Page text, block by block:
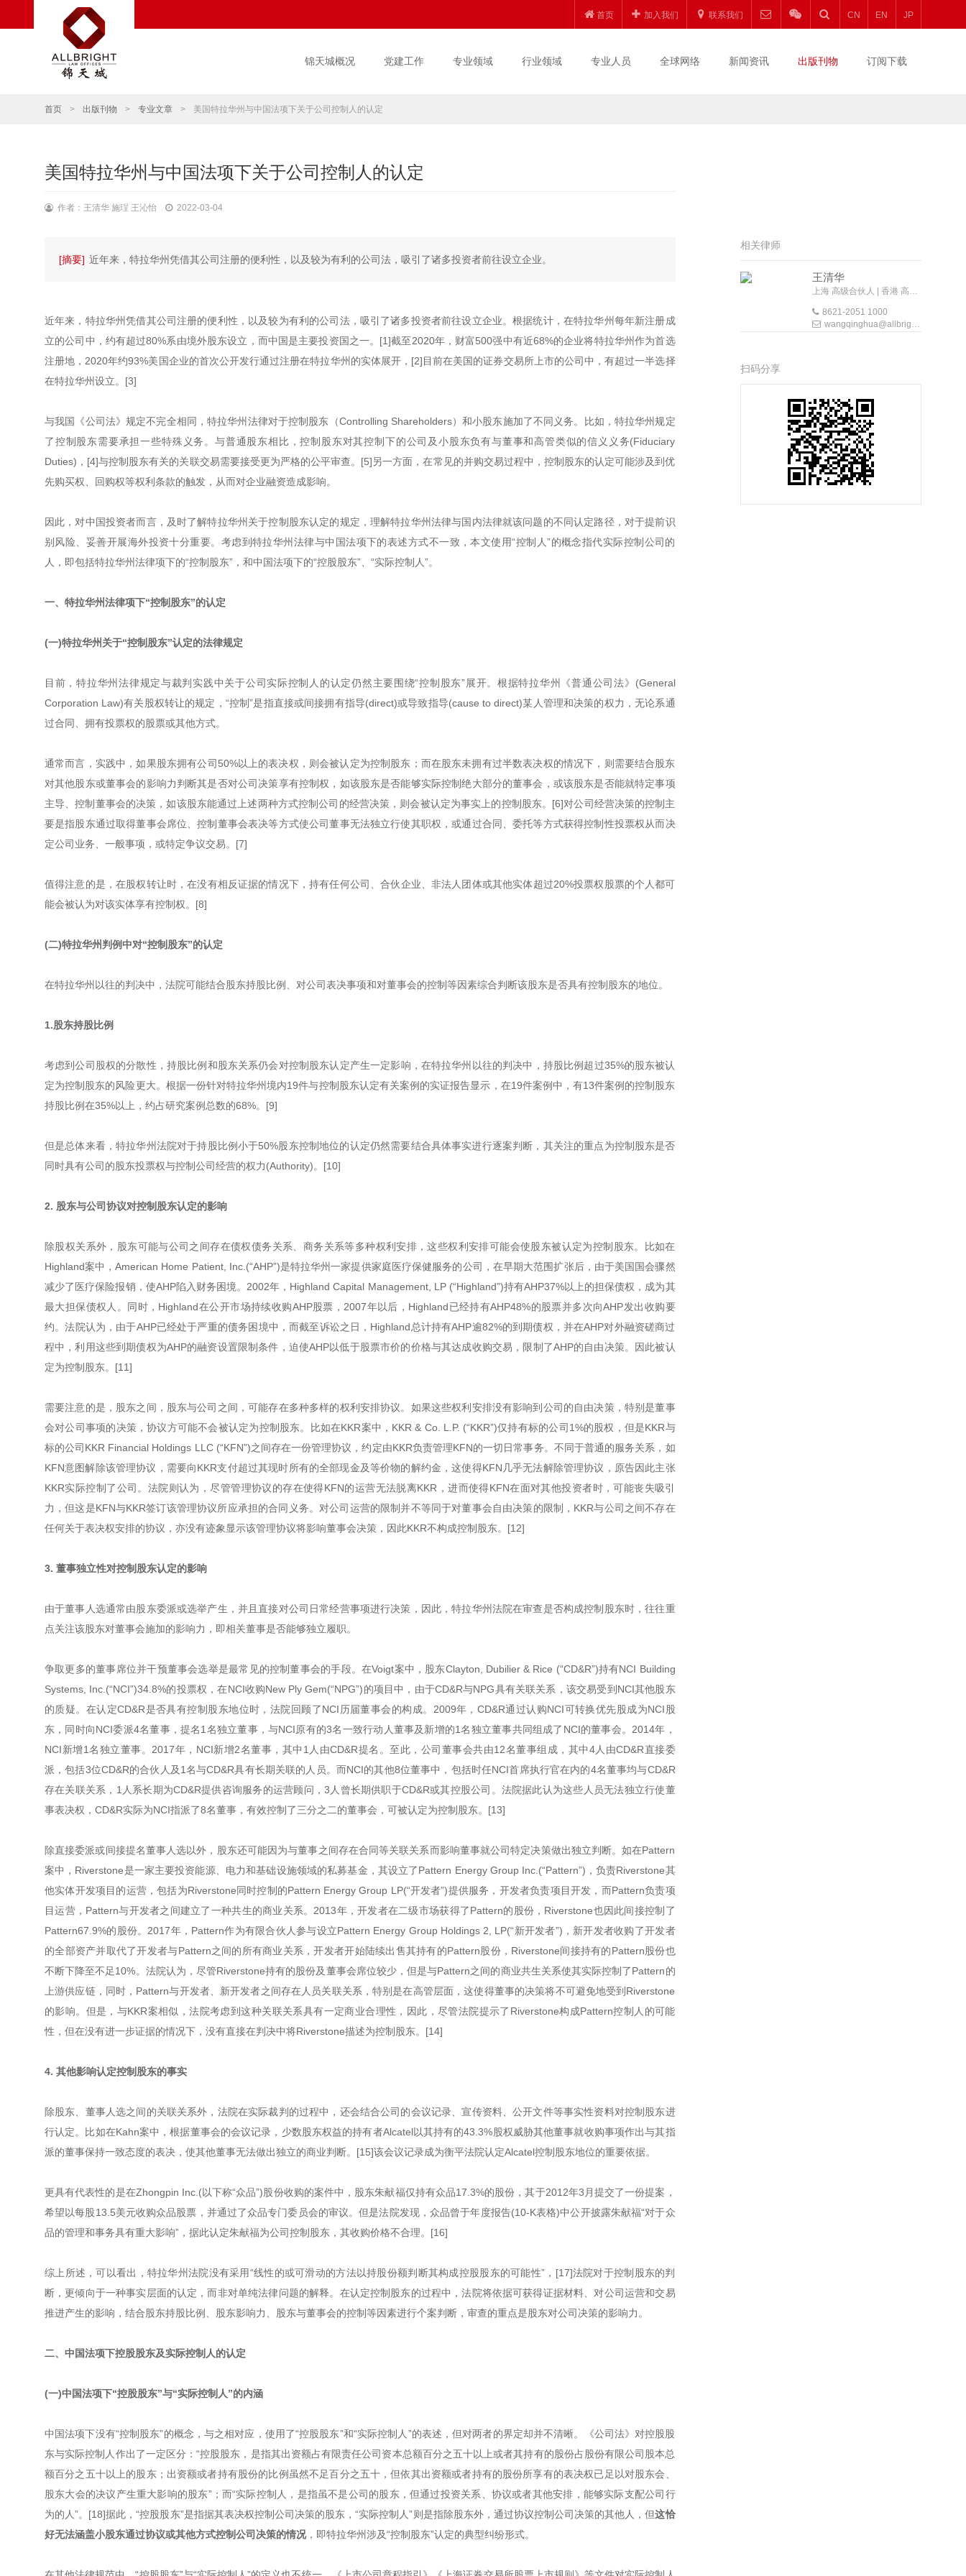
首页 加入我们 联系我们 CN EN JP
锦天城概况 党建工作 专业领域 行业领域 专业人员 全球网络 新闻资讯 出版刊物 订阅下载
首页 > 出版刊物 > 专业文章 > 美国特拉华州与中国法项下关于公司控制人的认定
美国特拉华州与中国法项下关于公司控制人的认定
作者：王清华 施珵 王沁怡 2022-03-04
[摘要] 近年来，特拉华州凭借其公司注册的便利性，以及较为有利的公司法，吸引了诸多投资者前往设立企业。
近年来，特拉华州凭借其公司注册的便利性，以及较为有利的公司法，吸引了诸多投资者前往设立企业。根据统计，在特拉华州每年新注册成
立的公司中，约有超过80%系由境外股东设立，而中国是主要投资国之一。[1]截至2020年，财富500强中有近68%的企业将特拉华州作为首选
注册地，2020年约93%美国企业的首次公开发行通过注册在特拉华州的实体展开，[2]目前在美国的证券交易所上市的公司中，有超过一半选择
在特拉华州设立。[3]
与我国《公司法》规定不完全相同，特拉华州法律对于控制股东（Controlling Shareholders）和小股东施加了不同义务。比如，特拉华州规定
了控制股东需要承担一些特殊义务。与普通股东相比，控制股东对其控制下的公司及小股东负有与董事和高管类似的信义义务(Fiduciary
Duties)，[4]与控制股东有关的关联交易需要接受更为严格的公平审查。[5]另一方面，在常见的并购交易过程中，控制股东的认定可能涉及到优
先购买权、回购权等权利条款的触发，从而对企业融资造成影响。
因此，对中国投资者而言，及时了解特拉华州关于控制股东认定的规定，理解特拉华州法律与国内法律就该问题的不同认定路径，对于提前识
别风险、妥善开展海外投资十分重要。考虑到特拉华州法律与中国法项下的表述方式不一致，本文使用“控制人”的概念指代实际控制公司的
人，即包括特拉华州法律项下的“控制股东”，和中国法项下的“控股股东”、“实际控制人”。
一、特拉华州法律项下“控制股东”的认定
(一)特拉华州关于“控制股东”认定的法律规定
目前，特拉华州法律规定与裁判实践中关于公司实际控制人的认定仍然主要围绕“控制股东”展开。根据特拉华州《普通公司法》(General
Corporation Law)有关股权转让的规定，“控制”是指直接或间接拥有指导(direct)或导致指导(cause to direct)某人管理和决策的权力，无论系通
过合同、拥有投票权的股票或其他方式。
通常而言，实践中，如果股东拥有公司50%以上的表决权，则会被认定为控制股东；而在股东未拥有过半数表决权的情况下，则需要结合股东
对其他股东或董事会的影响力判断其是否对公司决策享有控制权，如该股东是否能够实际控制绝大部分的董事会，或该股东是否能就特定事项
主导、控制董事会的决策，如该股东能通过上述两种方式控制公司的经营决策，则会被认定为事实上的控制股东。[6]对公司经营决策的控制主
要是指股东通过取得董事会席位、控制董事会表决等方式使公司董事无法独立行使其职权，或通过合同、委托等方式获得控制性投票权从而决
定公司业务、一般事项，或特定争议交易。[7]
值得注意的是，在股权转让时，在没有相反证据的情况下，持有任何公司、合伙企业、非法人团体或其他实体超过20%投票权股票的个人都可
能会被认为对该实体享有控制权。[8]
(二)特拉华州判例中对“控制股东”的认定
在特拉华州以往的判决中，法院可能结合股东持股比例、对公司表决事项和对董事会的控制等因素综合判断该股东是否具有控制股东的地位。
1.股东持股比例
考虑到公司股权的分散性，持股比例和股东关系仍会对控制股东认定产生一定影响，在特拉华州以往的判决中，持股比例超过35%的股东被认
定为控制股东的风险更大。根据一份针对特拉华州境内19件与控制股东认定有关案例的实证报告显示，在19件案例中，有13件案例的控制股东
持股比例在35%以上，约占研究案例总数的68%。[9]
但是总体来看，特拉华州法院对于持股比例小于50%股东控制地位的认定仍然需要结合具体事实进行逐案判断，其关注的重点为控制股东是否
同时具有公司的股东投票权与控制公司经营的权力(Authority)。[10]
2. 股东与公司协议对控制股东认定的影响
除股权关系外，股东可能与公司之间存在债权债务关系、商务关系等多种权利安排，这些权利安排可能会使股东被认定为控制股东。比如在
Highland案中，American Home Patient, Inc.(“AHP”)是特拉华州一家提供家庭医疗保健服务的公司，在早期大范围扩张后，由于美国国会骤然
减少了医疗保险报销，使AHP陷入财务困境。2002年，Highland Capital Management, LP (“Highland”)持有AHP37%以上的担保债权，成为其
最大担保债权人。同时，Highland在公开市场持续收购AHP股票，2007年以后，Highland已经持有AHP48%的股票并多次向AHP发出收购要
约。法院认为，由于AHP已经处于严重的债务困境中，而截至诉讼之日，Highland总计持有AHP逾82%的到期债权，并在AHP对外融资磋商过
程中，利用这些到期债权为AHP的融资设置限制条件，迫使AHP以低于股票市价的价格与其达成收购交易，限制了AHP的自由决策。因此被认
定为控制股东。[11]
需要注意的是，股东之间，股东与公司之间，可能存在多种多样的权利安排协议。如果这些权利安排没有影响到公司的自由决策，特别是董事
会对公司事项的决策，协议方可能不会被认定为控制股东。比如在KKR案中，KKR & Co. L.P. (“KKR”)仅持有标的公司1%的股权，但是KKR与
标的公司KKR Financial Holdings LLC (“KFN”)之间存在一份管理协议，约定由KKR负责管理KFN的一切日常事务。不同于普通的服务关系，如
KFN意图解除该管理协议，需要向KKR支付超过其现时所有的全部现金及等价物的解约金，这使得KFN几乎无法解除管理协议，原告因此主张
KKR实际控制了公司。法院则认为，尽管管理协议的存在使得KFN的运营无法脱离KKR，进而使得KFN在面对其他投资者时，可能丧失吸引
力，但这是KFN与KKR签订该管理协议所应承担的合同义务。对公司运营的限制并不等同于对董事会自由决策的限制，KKR与公司之间不存在
任何关于表决权安排的协议，亦没有迹象显示该管理协议将影响董事会决策，因此KKR不构成控制股东。[12]
3. 董事独立性对控制股东认定的影响
由于董事人选通常由股东委派或选举产生，并且直接对公司日常经营事项进行决策，因此，特拉华州法院在审查是否构成控制股东时，往往重
点关注该股东对董事会施加的影响力，即相关董事是否能够独立履职。
争取更多的董事席位并干预董事会选举是最常见的控制董事会的手段。在Voigt案中，股东Clayton, Dubilier & Rice (“CD&R”)持有NCI Building
Systems, Inc.(“NCI”)34.8%的投票权，在NCI收购New Ply Gem(“NPG”)的项目中，由于CD&R与NPG具有关联关系，该交易受到NCI其他股东
的质疑。在认定CD&R是否具有控制股东地位时，法院回顾了NCI历届董事会的构成。2009年，CD&R通过认购NCI可转换优先股成为NCI股
东，同时向NCI委派4名董事，提名1名独立董事，与NCI原有的3名一致行动人董事及新增的1名独立董事共同组成了NCI的董事会。2014年，
NCI新增1名独立董事。2017年，NCI新增2名董事，其中1人由CD&R提名。至此，公司董事会共由12名董事组成，其中4人由CD&R直接委
派，包括3位CD&R的合伙人及1名与CD&R具有长期关联的人员。而NCI的其他8位董事中，包括时任NCI首席执行官在内的4名董事均与CD&R
存在关联关系，1人系长期为CD&R提供咨询服务的运营顾问，3人曾长期供职于CD&R或其控股公司。法院据此认为这些人员无法独立行使董
事表决权，CD&R实际为NCI指派了8名董事，有效控制了三分之二的董事会，可被认定为控制股东。[13]
除直接委派或间接提名董事人选以外，股东还可能因为与董事之间存在合同等关联关系而影响董事就公司特定决策做出独立判断。如在Pattern
案中，Riverstone是一家主要投资能源、电力和基础设施领域的私募基金，其设立了Pattern Energy Group Inc.(“Pattern”)，负责Riverstone其
他实体开发项目的运营，包括为Riverstone同时控制的Pattern Energy Group LP(“开发者”)提供服务，开发者负责项目开发，而Pattern负责项
目运营，Pattern与开发者之间建立了一种共生的商业关系。2013年，开发者在二级市场获得了Pattern的股份，Riverstone也因此间接控制了
Pattern67.9%的股份。2017年，Pattern作为有限合伙人参与设立Pattern Energy Group Holdings 2, LP(“新开发者”)，新开发者收购了开发者
的全部资产并取代了开发者与Pattern之间的所有商业关系，开发者开始陆续出售其持有的Pattern股份，Riverstone间接持有的Pattern股份也
不断下降至不足10%。法院认为，尽管Riverstone持有的股份及董事会席位较少，但是与Pattern之间的商业共生关系使其实际控制了Pattern的
上游供应链，同时，Pattern与开发者、新开发者之间存在人员关联关系，特别是在高管层面，这使得董事的决策将不可避免地受到Riverstone
的影响。但是，与KKR案相似，法院考虑到这种关联关系具有一定商业合理性，因此，尽管法院提示了Riverstone构成Pattern控制人的可能
性，但在没有进一步证据的情况下，没有直接在判决中将Riverstone描述为控制股东。[14]
4. 其他影响认定控制股东的事实
除股东、董事人选之间的关联关系外，法院在实际裁判的过程中，还会结合公司的会议记录、宣传资料、公开文件等事实性资料对控制股东进
行认定。比如在Kahn案中，根据董事会的会议记录，少数股东权益的持有者Alcatel以其持有的43.3%股权威胁其他董事就收购事项作出与其指
派的董事保持一致态度的表决，使其他董事无法做出独立的商业判断。[15]该会议记录成为衡平法院认定Alcatel控制股东地位的重要依据。
更具有代表性的是在Zhongpin Inc.(以下称“众品”)股份收购的案件中，股东朱献福仅持有众品17.3%的股份，其于2012年3月提交了一份提案，
希望以每股13.5美元收购众品股票，并通过了众品专门委员会的审议。但是法院发现，众品曾于年度报告(10-K表格)中公开披露朱献福“对于众
品的管理和事务具有重大影响”，据此认定朱献福为公司控制股东，其收购价格不合理。[16]
综上所述，可以看出，特拉华州法院没有采用“线性的或可滑动的方法以持股份额判断其构成控股股东的可能性”，[17]法院对于控制股东的判
断，更倾向于一种事实层面的认定，而非对单纯法律问题的解释。在认定控制股东的过程中，法院将依据可获得证据材料、对公司运营和交易
推进产生的影响，结合股东持股比例、股东影响力、股东与董事会的控制等因素进行个案判断，审查的重点是股东对公司决策的影响力。
二、中国法项下控股股东及实际控制人的认定
(一)中国法项下“控股股东”与“实际控制人”的内涵
中国法项下没有“控制股东”的概念，与之相对应，使用了“控股股东”和“实际控制人”的表述，但对两者的界定却并不清晰。《公司法》对控股股
东与实际控制人作出了一定区分：“控股股东，是指其出资额占有限责任公司资本总额百分之五十以上或者其持有的股份占股份有限公司股本总
额百分之五十以上的股东；出资额或者持有股份的比例虽然不足百分之五十，但依其出资额或者持有的股份所享有的表决权已足以对股东会、
股东大会的决议产生重大影响的股东”；而“实际控制人，是指虽不是公司的股东，但通过投资关系、协议或者其他安排，能够实际支配公司行
为的人”。[18]据此，“控股股东”是指据其表决权控制公司决策的股东，“实际控制人”则是指除股东外，通过协议控制公司决策的其他人，但这恰
好无法涵盖小股东通过协议或其他方式控制公司决策的情况，即特拉华州涉及“控制股东”认定的典型纠纷形式。
相关律师
王清华
上海 高级合伙人 | 香港 高级外地法律顾问
8621-2051 1000
wangqinghua@allbrightlaw.com
扫码分享